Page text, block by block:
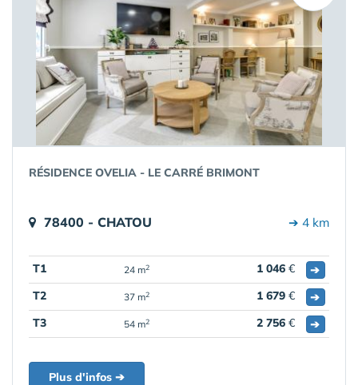
RÉSIDENCE OVELIA - LE CARRÉ BRIMONT
78400 - CHATOU ➔ 4 km
T1 24 m2 1 046 €
➔
T2
37 m2 1 679 €
➔
T3
54 m2 2 756 € ➔
Plus d'infos ➔